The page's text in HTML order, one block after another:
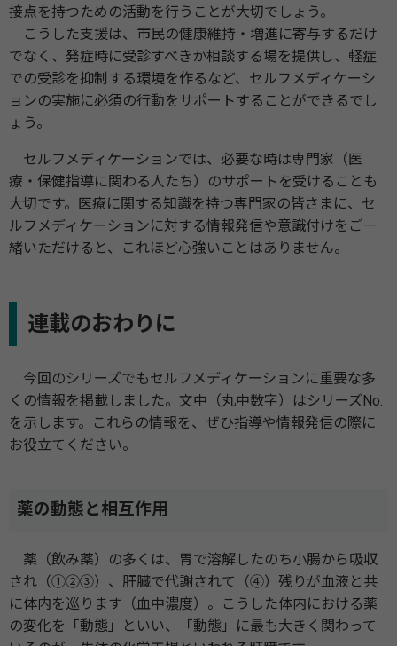
接点を持つための活動を行うことが大切でしょう。
こうした支援は、市民の健康維持・増進に寄与するだけ
でなく、発症時に受診すべきか相談する場を提供し、軽症
での受診を抑制する環境を作るなど、セルフメディケーシ
ョンの実施に必須の行動をサポートすることができるでし
ょう。
セルフメディケーションでは、必要な時は専門家（医
療・保健指導に関わる人たち）のサポートを受けることも
大切です。医療に関する知識を持つ専門家の皆さまに、セ
ルフメディケーションに対する情報発信や意識付けをご一
緒いただけると、これほど心強いことはありません。
連載のおわりに
今回のシリーズでもセルフメディケーションに重要な多
くの情報を掲載しました。文中（丸中数字）はシリーズNo.
を示します。これらの情報を、ぜひ指導や情報発信の際に
お役立てください。
薬の動態と相互作用
薬（飲み薬）の多くは、胃で溶解したのち小腸から吸収
され（①②③）、肝臓で代謝されて（④）残りが血液と共
に体内を巡ります（血中濃度）。こうした体内における薬
の変化を「動態」といい、「動態」に最も大きく関わって